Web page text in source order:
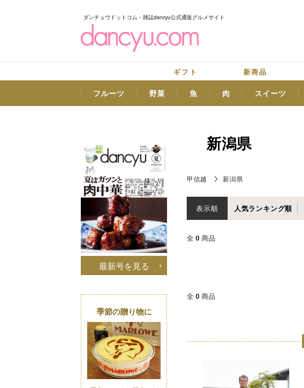
ダンチュウドットコム・雑誌dancyu公式通販グルメサイト
ギフト 新商品
フルーツ 野菜 魚 肉 スイーツ
新潟県
甲信越 新潟県
表示順 人気ランキング順
全 0 商品
全 0 商品
最新号を見る
季節の贈り物に